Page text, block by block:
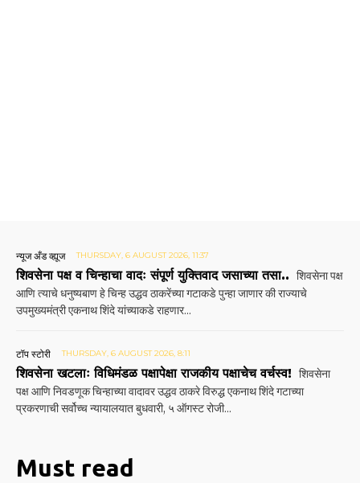
न्यूज अँड व्ह्यूज THURSDAY, 6 AUGUST 2026, 11:37
शिवसेना पक्ष व चिन्हाचा वादः संपूर्ण युक्तिवाद जसाच्या तसा.. शिवसेना पक्ष
आणि त्याचे धनुष्यबाण हे चिन्ह उद्धव ठाकरेंच्या गटाकडे पुन्हा जाणार की राज्याचे
उपमुख्यमंत्री एकनाथ शिंदे यांच्याकडे राहणार...
टॉप स्टोरी THURSDAY, 6 AUGUST 2026, 8:11
शिवसेना खटलाः विधिमंडळ पक्षापेक्षा राजकीय पक्षाचेच वर्चस्व! शिवसेना
पक्ष आणि निवडणूक चिन्हाच्या वादावर उद्धव ठाकरे विरुद्ध एकनाथ शिंदे गटाच्या
प्रकरणाची सर्वोच्च न्यायालयात बुधवारी, ५ ऑगस्ट रोजी...
Must read